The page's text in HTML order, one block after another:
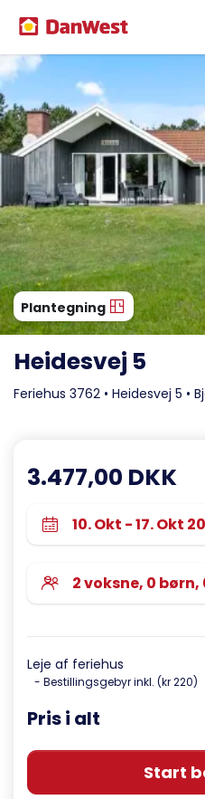
Plantegning
Heidesvej 5
Feriehus 3762 • Heidesvej 5 •
3.477,00 DKK
Leje af feriehus
- Bestillingsgebyr inkl. (kr 220)
Pris i alt
Start